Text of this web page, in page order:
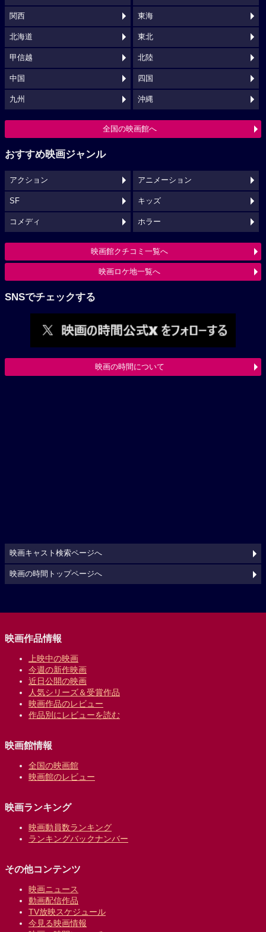
関西 東海
北海道 東北
甲信越 北陸
中国 四国
九州 沖縄
全国の映画館へ
おすすめ映画ジャンル
アクション アニメーション
SF キッズ
コメディ ホラー
映画館クチコミ一覧へ
映画ロケ地一覧へ
SNSでチェックする
映画の時間について
映画キャスト検索ページへ
映画の時間トップページへ
映画作品情報
上映中の映画
今週の新作映画
近日公開の映画
人気シリーズ＆受賞作品
映画作品のレビュー
作品別にレビューを読む
映画館情報
全国の映画館
映画館のレビュー
映画ランキング
映画動員数ランキング
ランキングバックナンバー
その他コンテンツ
映画ニュース
動画配信作品
TV放映スケジュール
今見る映画情報